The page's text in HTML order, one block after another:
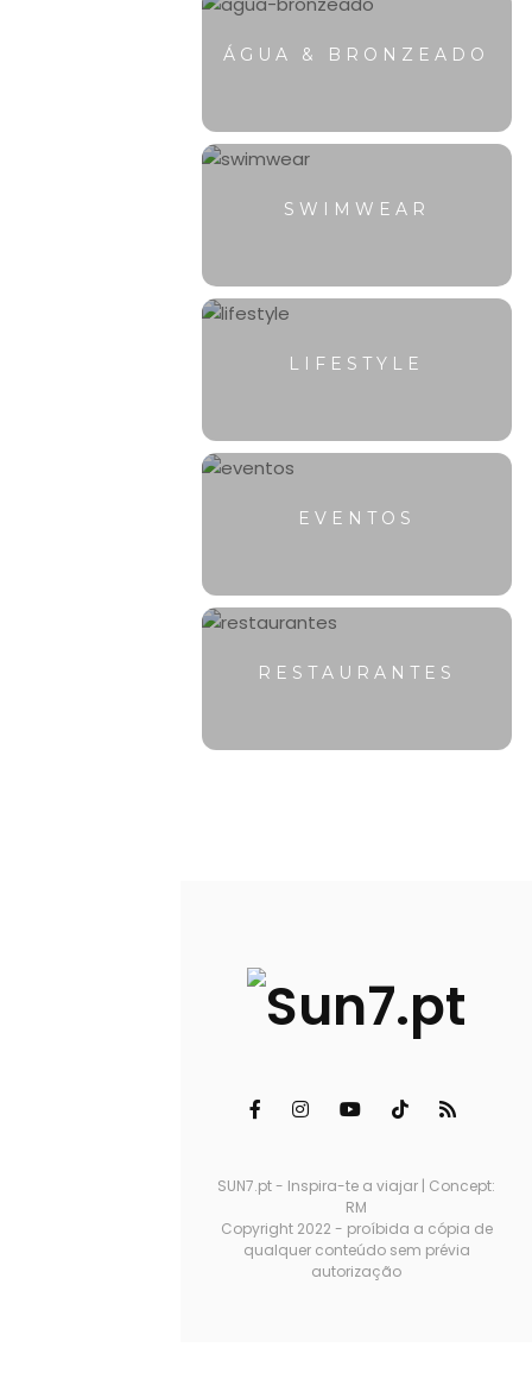
ÁGUA & BRONZEADO
SWIMWEAR
LIFESTYLE
EVENTOS
RESTAURANTES
SUN7.pt - Inspira-te a viajar | Concept:
RM
Copyright 2022 - proíbida a cópia de
qualquer conteúdo sem prévia
autorização